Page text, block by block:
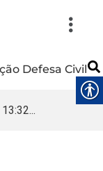
Defesa Civil